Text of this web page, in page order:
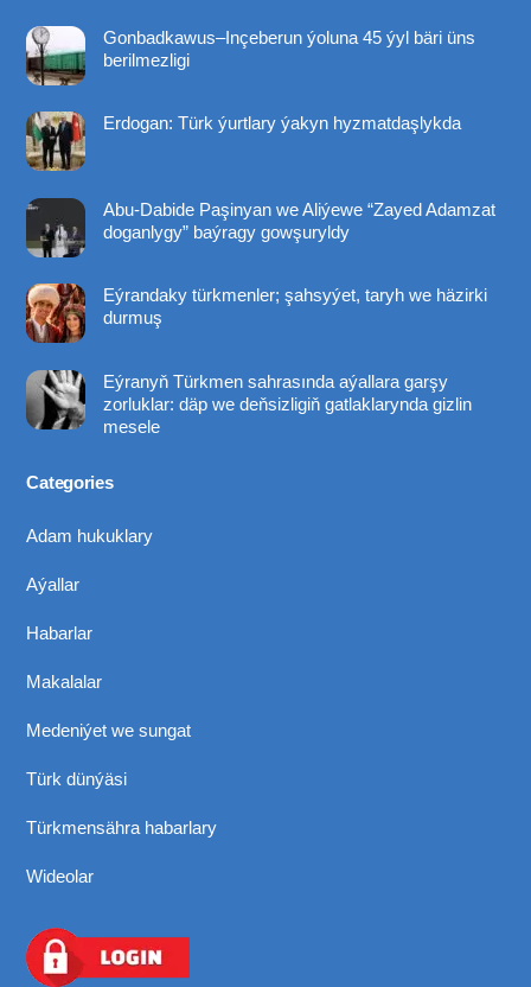
Gonbadkawus–Inçeberun ýoluna 45 ýyl bäri üns
berilmezligi
Erdogan: Türk ýurtlary ýakyn hyzmatdaşlykda
Abu-Dabide Paşinyan we Aliýewe “Zayed Adamzat
doganlygy” baýragy gowşuryldy
Eýrandaky türkmenler; şahsyýet, taryh we häzirki
durmuş
Eýranyň Türkmen sahrasında aýallara garşy
zorluklar: däp we deňsizligiň gatlaklarynda gizlin
mesele
Categories
Adam hukuklary
Aýallar
Habarlar
Makalalar
Medeniýet we sungat
Türk dünýäsi
Türkmensähra habarlary
Wideolar